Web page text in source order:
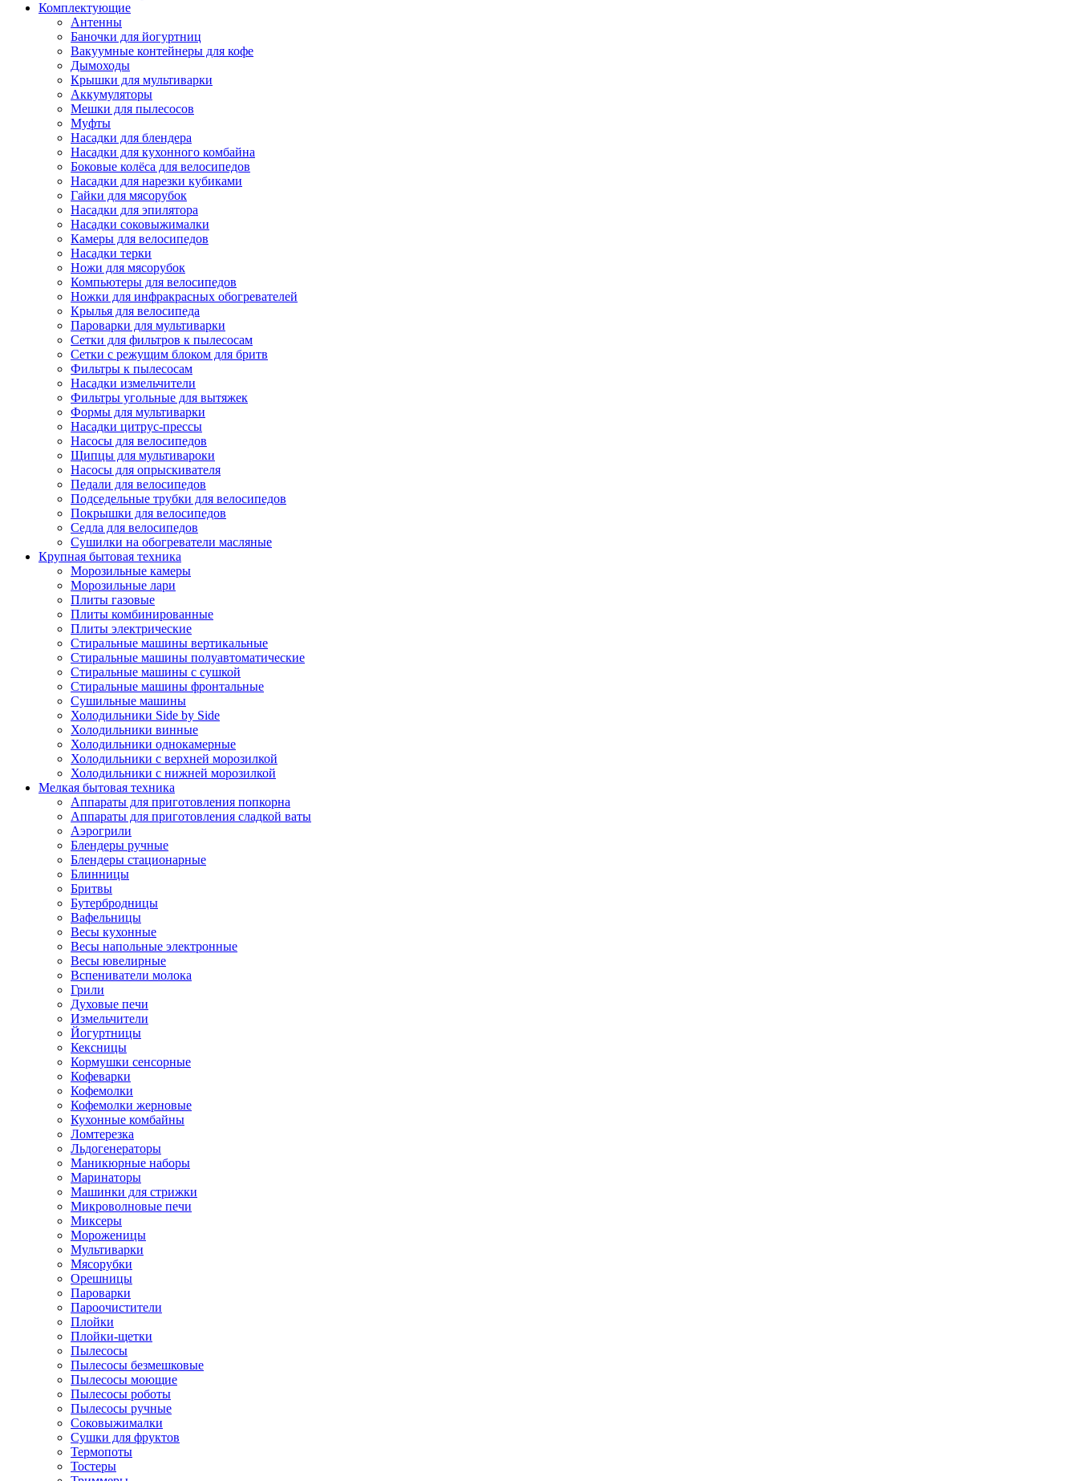
Комплектующие
Антенны
Баночки для йогуртниц
Вакуумные контейнеры для кофе
Дымоходы
Крышки для мультиварки
Аккумуляторы
Мешки для пылесосов
Муфты
Насадки для блендера
Насадки для кухонного комбайна
Боковые колёса для велосипедов
Насадки для нарезки кубиками
Гайки для мясорубок
Насадки для эпилятора
Насадки соковыжималки
Камеры для велосипедов
Насадки терки
Ножи для мясорубок
Компьютеры для велосипедов
Ножки для инфракрасных обогревателей
Крылья для велосипеда
Пароварки для мультиварки
Сетки для фильтров к пылесосам
Сетки с режущим блоком для бритв
Фильтры к пылесосам
Насадки измельчители
Фильтры угольные для вытяжек
Формы для мультиварки
Насадки цитрус-прессы
Насосы для велосипедов
Щипцы для мультивароки
Насосы для опрыскивателя
Педали для велосипедов
Подседельные трубки для велосипедов
Покрышки для велосипедов
Седла для велосипедов
Сушилки на обогреватели масляные
Крупная бытовая техника
Морозильные камеры
Морозильные лари
Плиты газовые
Плиты комбинированные
Плиты электрические
Стиральные машины вертикальные
Стиральные машины полуавтоматические
Стиральные машины с сушкой
Стиральные машины фронтальные
Сушильные машины
Холодильники Side by Side
Холодильники винные
Холодильники однокамерные
Холодильники с верхней морозилкой
Холодильники с нижней морозилкой
Мелкая бытовая техника
Аппараты для приготовления попкорна
Аппараты для приготовления сладкой ваты
Аэрогрили
Блендеры ручные
Блендеры стационарные
Блинницы
Бритвы
Бутербродницы
Вафельницы
Весы кухонные
Весы напольные электронные
Весы ювелирные
Вспениватели молока
Грили
Духовые печи
Измельчители
Йогуртницы
Кексницы
Кормушки сенсорные
Кофеварки
Кофемолки
Кофемолки жерновые
Кухонные комбайны
Ломтерезка
Льдогенераторы
Маникюрные наборы
Маринаторы
Машинки для стрижки
Микроволновые печи
Миксеры
Мороженицы
Мультиварки
Мясорубки
Орешницы
Пароварки
Пароочистители
Плойки
Плойки-щетки
Пылесосы
Пылесосы безмешковые
Пылесосы моющие
Пылесосы роботы
Пылесосы ручные
Соковыжималки
Сушки для фруктов
Термопоты
Тостеры